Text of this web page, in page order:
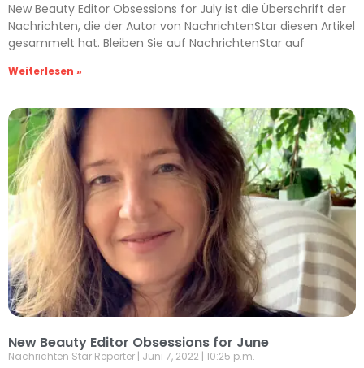
New Beauty Editor Obsessions for July ist die Überschrift der
Nachrichten, die der Autor von NachrichtenStar diesen Artikel
gesammelt hat. Bleiben Sie auf NachrichtenStar auf
Weiterlesen »
New Beauty Editor Obsessions for June
Nachrichten Star Reporter Juni 7, 2022 10:25 p.m.